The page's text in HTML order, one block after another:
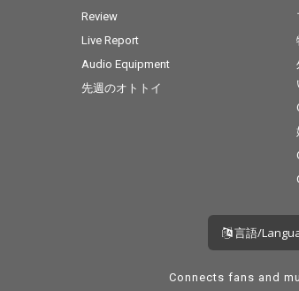
Review
Live Report
Audio Equipment
先週のオトトイ
言語/
Connects fans and